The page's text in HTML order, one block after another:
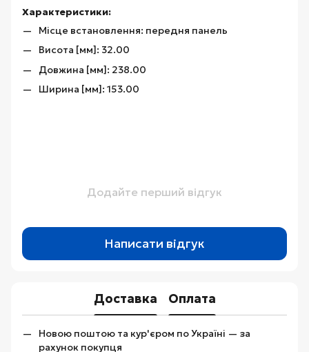
Характеристики:
Місце встановлення: передня панель
Висота [мм]: 32.00
Довжина [мм]: 238.00
Ширина [мм]: 153.00
Додайте перший відгук
Написати відгук
Доставка Оплата
Новою поштою та кур'єром по Україні — за
рахунок покупця